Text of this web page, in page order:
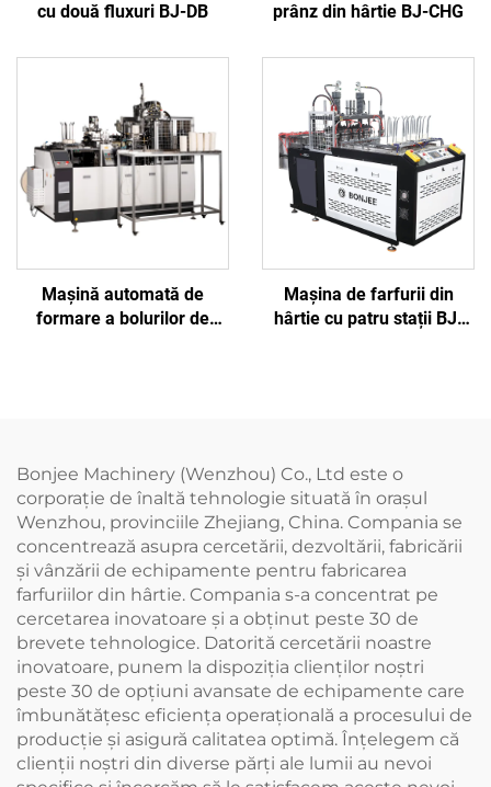
cu două fluxuri BJ-DB
prânz din hârtie BJ-CHG
Mașină automată de
formare a bolurilor de
Mașina de farfurii din
hârtie cu patru stații BJ-
Bonjee Machinery (Wenzhou) Co., Ltd este o
corporație de înaltă tehnologie situată în orașul
Wenzhou, provinciile Zhejiang, China. Compania se
concentrează asupra cercetării, dezvoltării, fabricării
și vânzării de echipamente pentru fabricarea
farfuriilor din hârtie. Compania s-a concentrat pe
cercetarea inovatoare și a obținut peste 30 de
brevete tehnologice. Datorită cercetării noastre
inovatoare, punem la dispoziția clienților noștri
peste 30 de opțiuni avansate de echipamente care
îmbunătățesc eficiența operațională a procesului de
producție și asigură calitatea optimă. Înțelegem că
clienții noștri din diverse părți ale lumii au nevoi